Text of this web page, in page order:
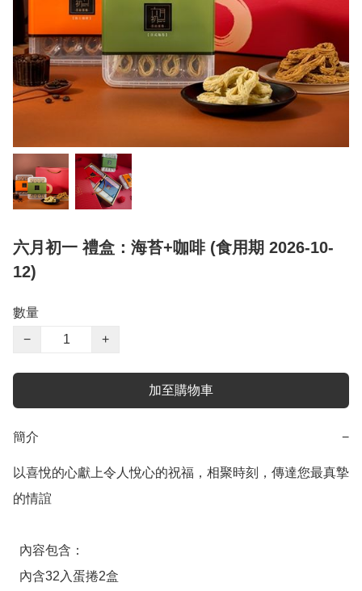
六月初一 禮盒：海苔+咖啡 (食用期 2026-10-
12)
數量
−
+
加至購物車
簡介 −
以喜悅的心獻上令人悅心的祝福，相聚時刻，傳達您最真摯
的情誼